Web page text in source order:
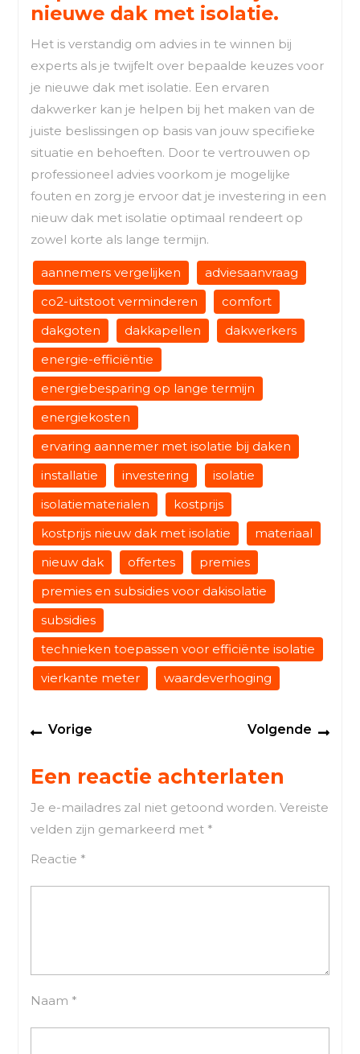
nieuwe dak met isolatie.
Het is verstandig om advies in te winnen bij
experts als je twijfelt over bepaalde keuzes voor
je nieuwe dak met isolatie. Een ervaren
dakwerker kan je helpen bij het maken van de
juiste beslissingen op basis van jouw specifieke
situatie en behoeften. Door te vertrouwen op
professioneel advies voorkom je mogelijke
fouten en zorg je ervoor dat je investering in een
nieuw dak met isolatie optimaal rendeert op
zowel korte als lange termijn.
aannemers vergelijken
adviesaanvraag
co2-uitstoot verminderen
comfort
dakgoten
dakkapellen
dakwerkers
energie-efficiëntie
energiebesparing op lange termijn
energiekosten
ervaring aannemer met isolatie bij daken
installatie
investering
isolatie
isolatiematerialen
kostprijs
kostprijs nieuw dak met isolatie
materiaal
nieuw dak
offertes
premies
premies en subsidies voor dakisolatie
subsidies
technieken toepassen voor efficiënte isolatie
vierkante meter
waardeverhoging
Berichtnavigatie
Vorige Volgende
Een reactie achterlaten
Je e-mailadres zal niet getoond worden. Vereiste
velden zijn gemarkeerd met *
Reactie *
Naam *